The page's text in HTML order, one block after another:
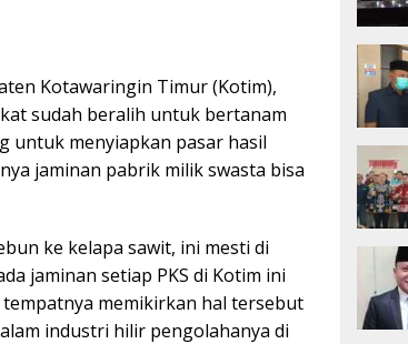
Kotawaringin Timur (Kotim),
sudah beralih untuk bertanam
untuk menyiapkan pasar hasil
jaminan pabrik milik swasta bisa
ke kelapa sawit, ini mesti di
jaminan setiap PKS di Kotim ini
memikirkan hal tersebut
industri hilir pengolahanya di